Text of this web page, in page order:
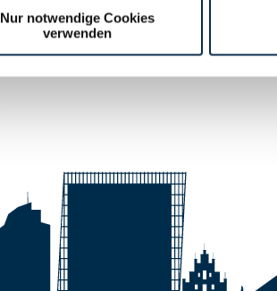
Nur notwendige Cookies
verwenden